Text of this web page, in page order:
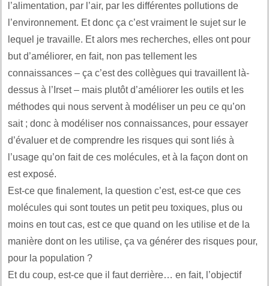
l’alimentation, par l’air, par les différentes pollutions de
l’environnement. Et donc ça c’est vraiment le sujet sur le
lequel je travaille. Et alors mes recherches, elles ont pour
but d’améliorer, en fait, non pas tellement les
connaissances – ça c’est des collègues qui travaillent là-
dessus à l’Irset – mais plutôt d’améliorer les outils et les
méthodes qui nous servent à modéliser un peu ce qu’on
sait ; donc à modéliser nos connaissances, pour essayer
d’évaluer et de comprendre les risques qui sont liés à
l’usage qu’on fait de ces molécules, et à la façon dont on
est exposé.
Est-ce que finalement, la question c’est, est-ce que ces
molécules qui sont toutes un petit peu toxiques, plus ou
moins en tout cas, est ce que quand on les utilise et de la
manière dont on les utilise, ça va générer des risques pour,
pour la population ?
Et du coup, est-ce que il faut derrière… en fait, l’objectif